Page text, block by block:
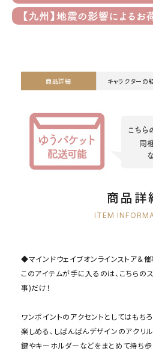
meeting_room ログイン person 会員登録
デコ部 公式 公
商品詳細 キャラクターの
商品詳
ITEM
◆マインドウェイブオンラインストア＆
このアイテムが手に入るのは、こちらの
事)だけ！
ワンポイントのアクセントとしてはもち
楽しめる、しばんばんデザインのアクリル
鍵やキーホルダーなどをまとめて持ち